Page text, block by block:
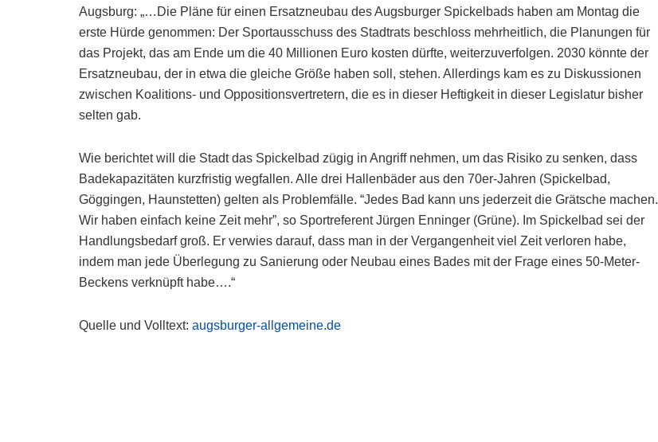
Augsburg: „…Die Pläne für einen Ersatzneubau des Augsburger Spickelbads haben am Montag die
erste Hürde genommen: Der Sportausschuss des Stadtrats beschloss mehrheitlich, die Planungen für
das Projekt, das am Ende um die 40 Millionen Euro kosten dürfte, weiterzuverfolgen. 2030 könnte der
Ersatzneubau, der in etwa die gleiche Größe haben soll, stehen. Allerdings kam es zu Diskussionen
zwischen Koalitions- und Oppositionsvertretern, die es in dieser Heftigkeit in dieser Legislatur bisher
selten gab.
Wie berichtet will die Stadt das Spickelbad zügig in Angriff nehmen, um das Risiko zu senken, dass
Badekapazitäten kurzfristig wegfallen. Alle drei Hallenbäder aus den 70er-Jahren (Spickelbad,
Göggingen, Haunstetten) gelten als Problemfälle. “Jedes Bad kann uns jederzeit die Grätsche machen.
Wir haben einfach keine Zeit mehr”, so Sportreferent Jürgen Enninger (Grüne). Im Spickelbad sei der
Handlungsbedarf groß. Er verwies darauf, dass man in der Vergangenheit viel Zeit verloren habe,
indem man jede Überlegung zu Sanierung oder Neubau eines Bades mit der Frage eines 50-Meter-
Beckens verknüpft habe….“
Quelle und Volltext:augsburger-allgemeine.de